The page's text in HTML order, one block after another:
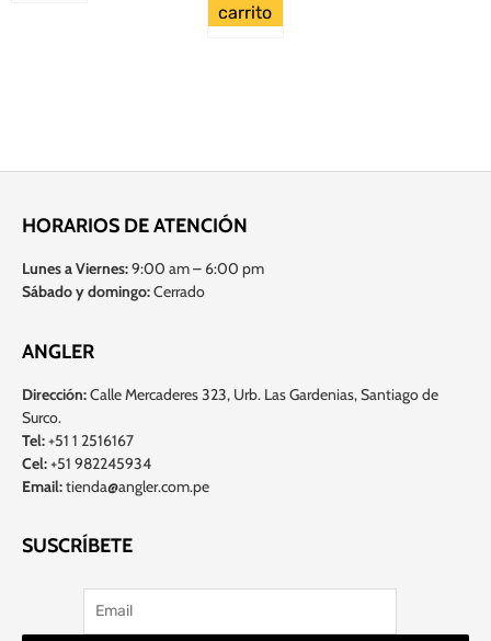
carrito
HORARIOS DE ATENCIÓN
Lunes a Viernes:9:00 am – 6:00 pm
Sábado y domingo:Cerrado
ANGLER
Dirección:Calle Mercaderes 323, Urb. Las Gardenias, Santiago de
Surco.
Tel:+51 1 2516167
Cel:+51 982245934
Email:tienda@angler.com.pe
SUSCRÍBETE